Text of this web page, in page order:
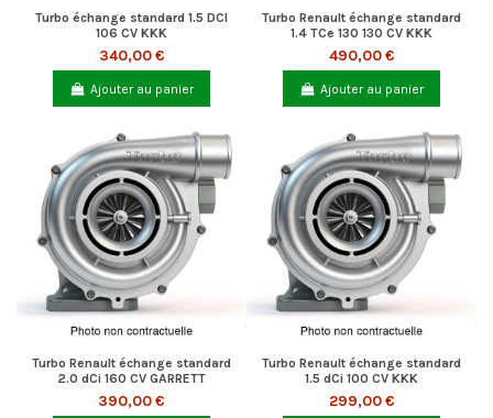
Turbo échange standard 1.5 DCI
106 CV KKK
340,00 €
Ajouter au panier
Turbo Renault échange standard
1.4 TCe 130 130 CV KKK
490,00 €
Ajouter au panier
Turbo Renault échange standard
2.0 dCi 160 CV GARRETT
390,00 €
Turbo Renault échange standard
1.5 dCi 100 CV KKK
299,00 €